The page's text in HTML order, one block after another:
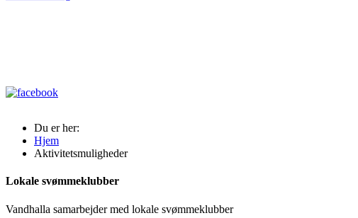
Du er her:
Hjem
Aktivitetsmuligheder
Lokale svømmeklubber
Vandhalla samarbejder med lokale svømmeklubber